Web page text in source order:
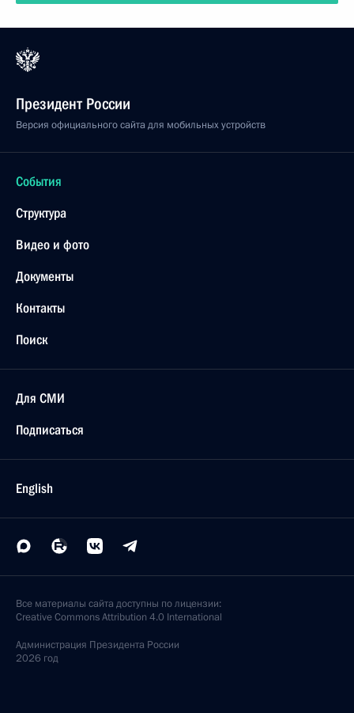
Президент России
Версия официального сайта для мобильных устройств
События
Структура
Видео и фото
Документы
Контакты
Поиск
Для СМИ
Подписаться
English
Все материалы сайта доступны по лицензии:
Creative Commons Attribution 4.0 International
Администрация Президента России
2026 год